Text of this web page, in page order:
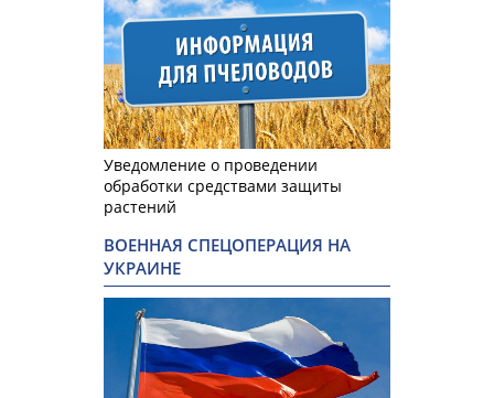
Уведомление о проведении
обработки средствами защиты
растений
ВОЕННАЯ СПЕЦОПЕРАЦИЯ НА
УКРАИНЕ